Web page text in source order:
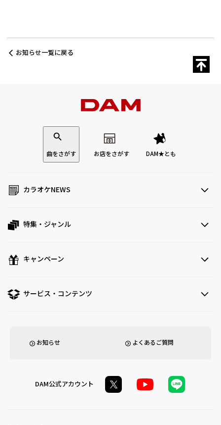
お知らせ一覧に戻る
曲をさがす お店をさがす DAM★とも
カラオケNEWS
特集・ジャンル
キャンペーン
サービス・コンテンツ
お知らせ よくあるご質問
DAM公式アカウント